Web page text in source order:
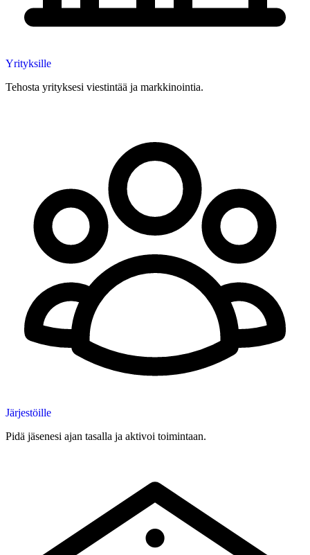
Yrityksille
Tehosta yrityksesi viestintää ja markkinointia.
Järjestöille
Pidä jäsenesi ajan tasalla ja aktivoi toimintaan.